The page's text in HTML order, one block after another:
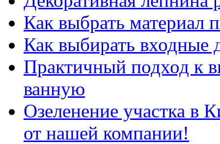
Как выбрать материал
Как выбирать входные
Практичный подход к
ванную
Озеленение участка в
от нашей компании!